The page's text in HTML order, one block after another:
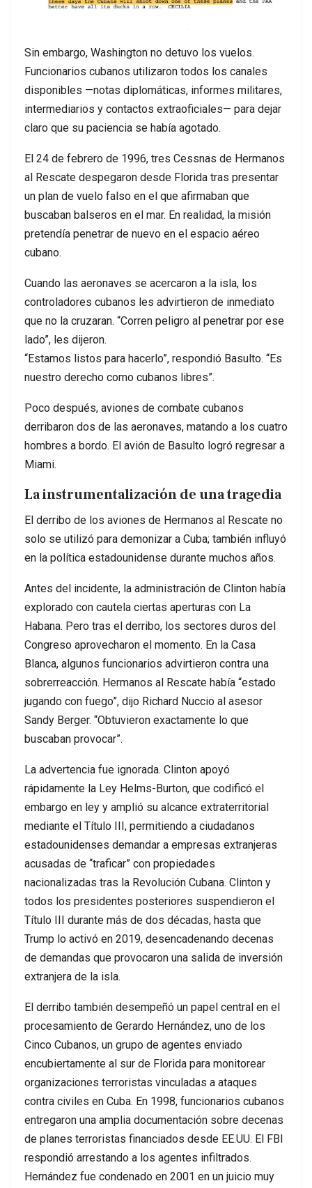
Sin embargo, Washington no detuvo los vuelos.
Funcionarios cubanos utilizaron todos los canales
disponibles —notas diplomáticas, informes militares,
intermediarios y contactos extraoficiales— para dejar
claro que su paciencia se había agotado.
El 24 de febrero de 1996, tres Cessnas de Hermanos
al Rescate despegaron desde Florida tras presentar
un plan de vuelo falso en el que afirmaban que
buscaban balseros en el mar. En realidad, la misión
pretendía penetrar de nuevo en el espacio aéreo
cubano.
Cuando las aeronaves se acercaron a la isla, los
controladores cubanos les advirtieron de inmediato
que no la cruzaran. “Corren peligro al penetrar por ese
lado”, les dijeron.
“Estamos listos para hacerlo”, respondió Basulto. “Es
nuestro derecho como cubanos libres”.
Poco después, aviones de combate cubanos
derribaron dos de las aeronaves, matando a los cuatro
hombres a bordo. El avión de Basulto logró regresar a
Miami.
La instrumentalización de una tragedia
El derribo de los aviones de Hermanos al Rescate no
solo se utilizó para demonizar a Cuba; también influyó
en la política estadounidense durante muchos años.
Antes del incidente, la administración de Clinton había
explorado con cautela ciertas aperturas con La
Habana. Pero tras el derribo, los sectores duros del
Congreso aprovecharon el momento. En la Casa
Blanca, algunos funcionarios advirtieron contra una
sobrerreacción. Hermanos al Rescate había “estado
jugando con fuego”, dijo Richard Nuccio al asesor
Sandy Berger. “Obtuvieron exactamente lo que
buscaban provocar”.
La advertencia fue ignorada. Clinton apoyó
rápidamente la Ley Helms-Burton, que codificó el
embargo en ley y amplió su alcance extraterritorial
mediante el Título III, permitiendo a ciudadanos
estadounidenses demandar a empresas extranjeras
acusadas de “traficar” con propiedades
nacionalizadas tras la Revolución Cubana. Clinton y
todos los presidentes posteriores suspendieron el
Título III durante más de dos décadas, hasta que
Trump lo activó en 2019, desencadenando decenas
de demandas que provocaron una salida de inversión
extranjera de la isla.
El derribo también desempeñó un papel central en el
procesamiento de Gerardo Hernández, uno de los
Cinco Cubanos, un grupo de agentes enviado
encubiertamente al sur de Florida para monitorear
organizaciones terroristas vinculadas a ataques
contra civiles en Cuba. En 1998, funcionarios cubanos
entregaron una amplia documentación sobre decenas
de planes terroristas financiados desde EE.UU. El FBI
respondió arrestando a los agentes infiltrados.
Hernández fue condenado en 2001 en un juicio muy